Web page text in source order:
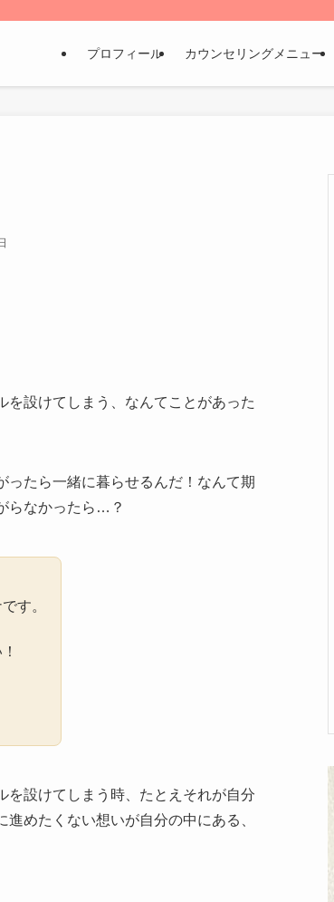
プロフィール カウンセリングメニュー
設けてしまう、なんてことがあった
たら一緒に暮らせるんだ！なんて期
らなかったら…？
す。
を設けてしまう時、たとえそれが自分
めたくない想いが自分の中にある、